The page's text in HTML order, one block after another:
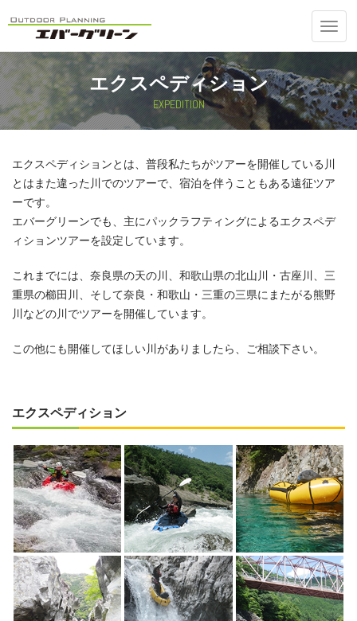
エクスペディション
EXPEDITION
エクスペディションとは、普段私たちがツアーを開催している川
とはまた違った川でのツアーで、宿泊を伴うこともある遠征ツア
ーです。
エバーグリーンでも、主にパックラフティングによるエクスペデ
ィションツアーを設定しています。
これまでには、奈良県の天の川、和歌山県の北山川・古座川、三
重県の櫛田川、そして奈良・和歌山・三重の三県にまたがる熊野
川などの川でツアーを開催しています。
この他にも開催してほしい川がありましたら、ご相談下さい。
エクスペディション